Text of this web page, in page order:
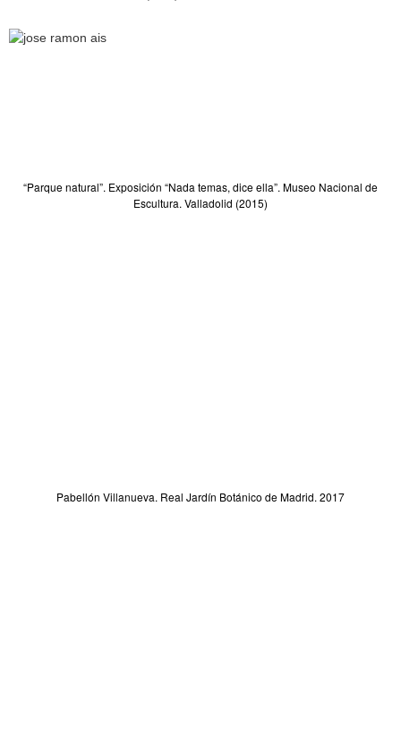
“Parque natural”. Exposición “Nada temas, dice ella”. Museo Nacional de
Escultura. Valladolid (2015)
Pabellón Villanueva. Real Jardín Botánico de Madrid. 2017